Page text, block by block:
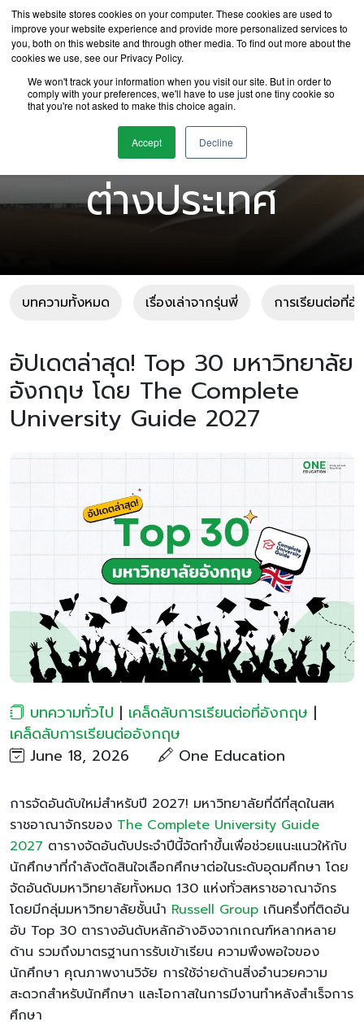
This website stores cookies on your computer. These cookies are used to
improve your website experience and provide more personalized services to
you, both on this website and through other media. To find out more about the
cookies we use, see our Privacy Policy.
We won't track your information when you visit our site. But in order to
comply with your preferences, we'll have to use just one tiny cookie so
that you're not asked to make this choice again.
Accept Decline
บทความเรียนต่อ
ต่างประเทศ
บทความทั้งหมด เรื่องเล่าจากรุ่นพี่ การเรียนต่อที่
อัปเดตล่าสุด! Top 30 มหาวิทยาลัย
อังกฤษ โดย The Complete
University Guide 2027
บทความทั่วไป | เคล็ดลับการเรียนต่อที่อังกฤษ |
เคล็ดลับการเรียนต่ออังกฤษ
June 18, 2026
One Education
การจัดอันดับใหม่สำหรับปี 2027! มหาวิทยาลัยที่ดีที่สุดในสห
ราชอาณาจักรของ The Complete University Guide
2027 ตารางจัดอันดับประจำปีนี้จัดทำขึ้นเพื่อช่วยแนะแนวให้กับ
นักศึกษาที่กำลังตัดสินใจเลือกศึกษาต่อในระดับอุดมศึกษา โดย
จัดอันดับมหาวิทยาลัยทั้งหมด 130 แห่งทั่วสหราชอาณาจักร
โดยมีกลุ่มมหาวิทยาลัยชั้นนำ Russell Group เกินครึ่งที่ติดอัน
อับ Top 30 ตารางอันดับหลักอ้างอิงจากเกณฑ์หลากหลาย
ด้าน รวมถึงมาตรฐานการรับเข้าเรียน ความพึงพอใจของ
นักศึกษา คุณภาพงานวิจัย การใช้จ่ายด้านสิ่งอำนวยความ
สะดวกสำหรับนักศึกษา และโอกาสในการมีงานทำหลังสำเร็จการ
ศึกษา